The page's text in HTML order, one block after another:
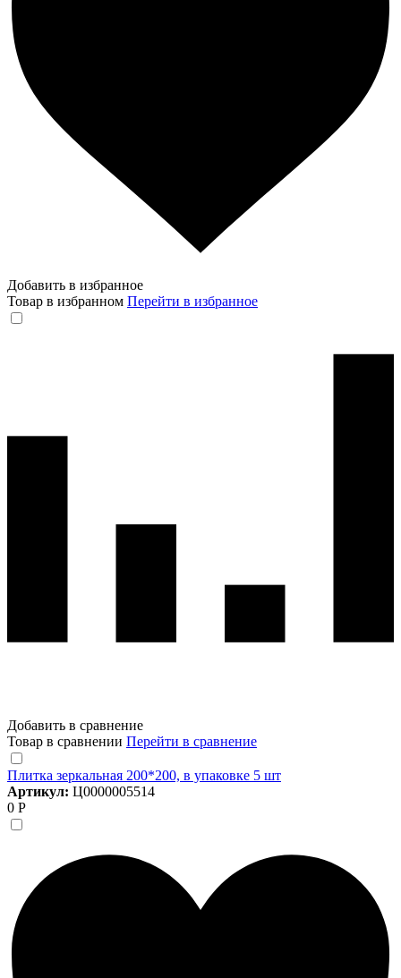
Добавить в избранное
Товар в избранном Перейти в избранное
Добавить в сравнение
Товар в сравнении Перейти в сравнение
Плитка зеркальная 200*200, в упаковке 5 шт
Артикул: Ц0000005514
0 Р